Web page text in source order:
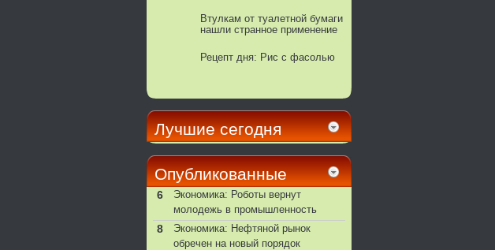
Втулкам от туалетной бумаги
нашли странное применение
Рецепт дня: Рис с фасолью
Лучшие сегодня
Опубликованные
6
Экономика: Роботы вернут
молодежь в промышленность
8
Экономика: Нефтяной рынок
обречен на новый порядок